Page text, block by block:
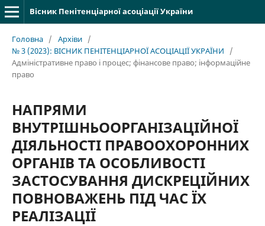
Вісник Пенітенціарної асоціації України
Головна / Архіви /
№ 3 (2023): ВІСНИК ПЕНІТЕНЦІАРНОЇ АСОЦІАЦІЇ УКРАЇНИ
/
Адміністративне право і процес; фінансове право; інформаційне
право
НАПРЯМИ
ВНУТРІШНЬООРГАНІЗАЦІЙНОЇ
ДІЯЛЬНОСТІ ПРАВООХОРОННИХ
ОРГАНІВ ТА ОСОБЛИВОСТІ
ЗАСТОСУВАННЯ ДИСКРЕЦІЙНИХ
ПОВНОВАЖЕНЬ ПІД ЧАС ЇХ
РЕАЛІЗАЦІЇ